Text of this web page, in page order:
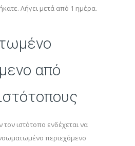
Λήγει μετά από 1 ημέρα.
από
ιστότοπο ενδέχεται να
περιεχόμενο